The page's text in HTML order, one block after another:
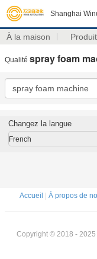
Shanghai
À la maison
Qualité spray foam
Changez la langue
French
Accueil À propos de
Copyright © 2018 -